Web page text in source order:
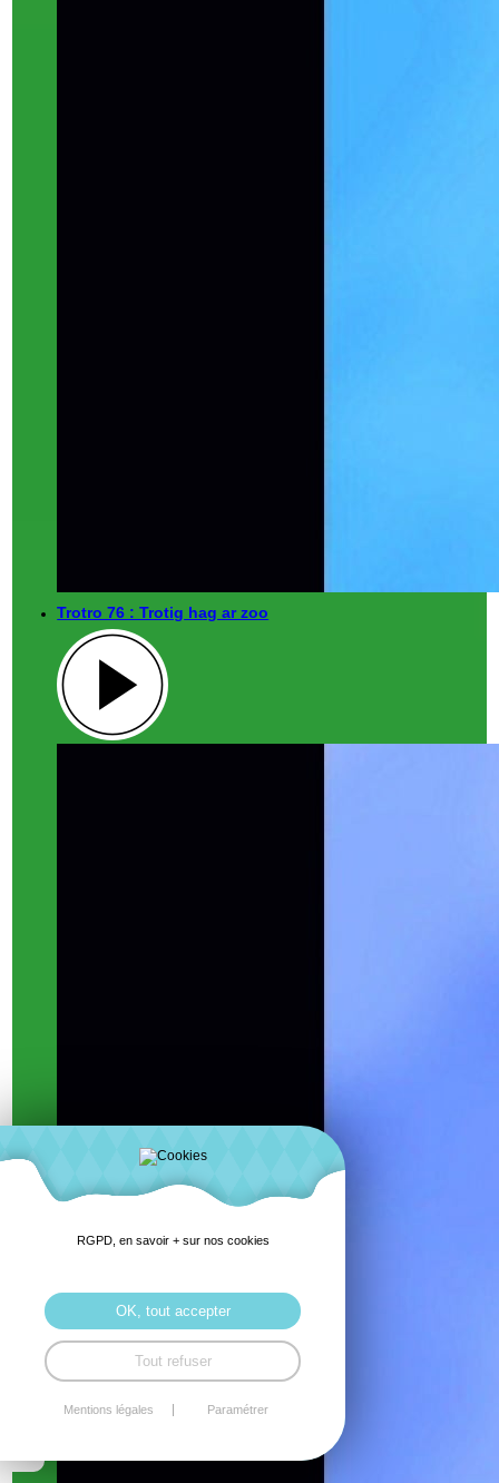
Trotro 76 : Trotig hag ar zoo
RGPD, en savoir + sur nos cookies
OK, tout accepter
Tout refuser
Mentions légales Paramétrer